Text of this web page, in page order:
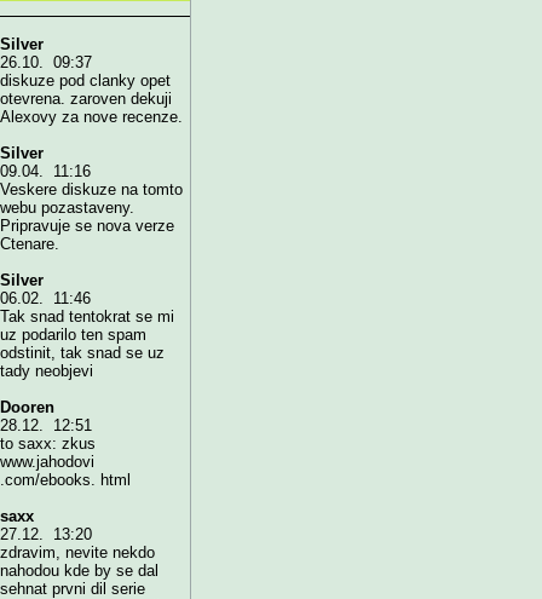
Silver
26.10. 09:37
diskuze pod clanky opet
otevrena. zaroven dekuji
Alexovy za nove recenze.
Silver
09.04. 11:16
Veskere diskuze na tomto
webu pozastaveny.
Pripravuje se nova verze
Ctenare.
Silver
06.02. 11:46
Tak snad tentokrat se mi
uz podarilo ten spam
odstinit, tak snad se uz
tady neobjevi
Dooren
28.12. 12:51
to saxx: zkus
www.jahodovi
.com/ebooks. html
saxx
27.12. 13:20
zdravim, nevite nekdo
nahodou kde by se dal
sehnat prvni dil serie